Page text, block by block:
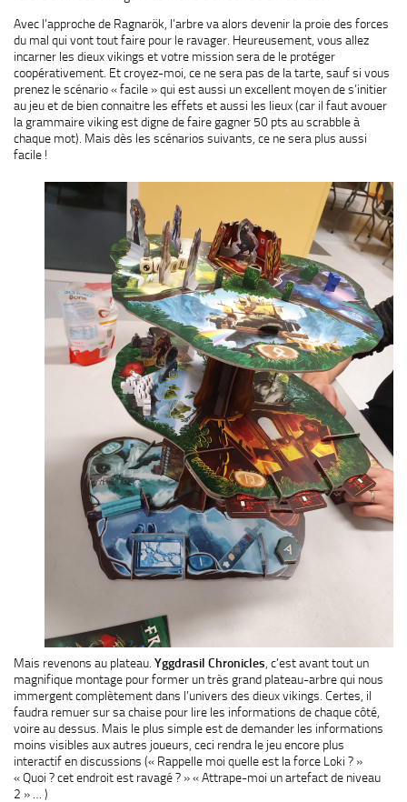
Avec l’approche de Ragnarök, l’arbre va alors devenir la proie des forces
du mal qui vont tout faire pour le ravager. Heureusement, vous allez
incarner les dieux vikings et votre mission sera de le protéger
coopérativement. Et croyez-moi, ce ne sera pas de la tarte, sauf si vous
prenez le scénario « facile » qui est aussi un excellent moyen de s’initier
au jeu et de bien connaitre les effets et aussi les lieux (car il faut avouer
la grammaire viking est digne de faire gagner 50 pts au scrabble à
chaque mot). Mais dès les scénarios suivants, ce ne sera plus aussi
facile !
Mais revenons au plateau. Yggdrasil Chronicles , c’est avant tout un
magnifique montage pour former un très grand plateau-arbre qui nous
immergent complètement dans l’univers des dieux vikings. Certes, il
faudra remuer sur sa chaise pour lire les informations de chaque côté,
voire au dessus. Mais le plus simple est de demander les informations
moins visibles aux autres joueurs, ceci rendra le jeu encore plus
interactif en discussions (« Rappelle moi quelle est la force Loki ? »
« Quoi ? cet endroit est ravagé ? » « Attrape-moi un artefact de niveau
2 » … )